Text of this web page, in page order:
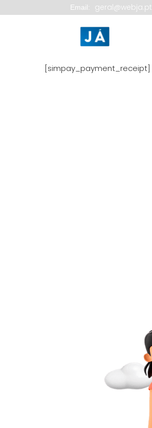
Email: geral@webja.pt
[simpay_payment_receipt]